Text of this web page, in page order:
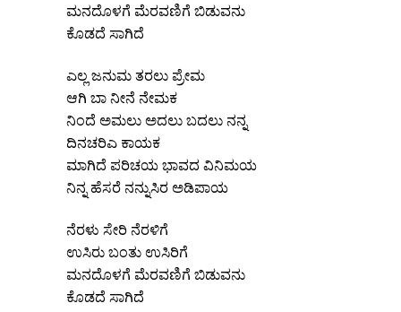
ಮನದೊಳಗೆ ಮೆರವಣಿಗೆ ಬಿಡುವನು
ಕೊಡದೆ ಸಾಗಿದೆ
ಎಲ್ಲ ಜನುಮ ತರಲು ಪ್ರೇಮ
ಆಗಿ ಬಾ ನೀನೆ ನೇಮಕ
ನಿಂದೆ ಅಮಲು ಅದಲು ಬದಲು ನನ್ನ
ದಿನಚರಿಎ ಕಾಯಕ
ಮಾಗಿದೆ ಪರಿಚಯ ಭಾವದ ವಿನಿಮಯ
ನಿನ್ನ ಹೆಸರೆ ನನ್ನುಸಿರ ಅಡಿಪಾಯ
ನೆರಳು ಸೇರಿ ನೆರಳಿಗೆ
ಉಸಿರು ಬಂತು ಉಸಿರಿಗೆ
ಮನದೊಳಗೆ ಮೆರವಣಿಗೆ ಬಿಡುವನು
ಕೊಡದೆ ಸಾಗಿದೆ